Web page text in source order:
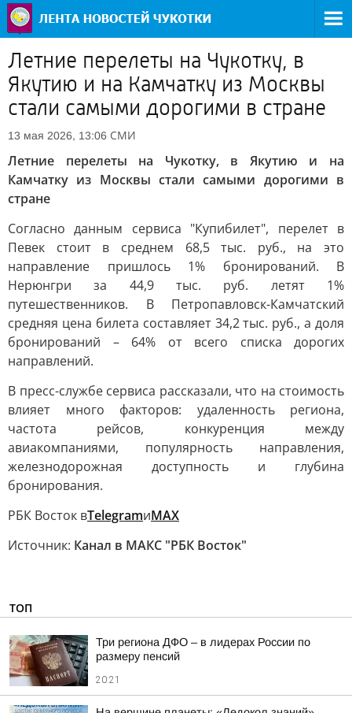
Летние перелеты на Чукотку, в
Якутию и на Камчатку из Москвы
стали самыми дорогими в стране
13 мая 2026, 13:06 СМИ
Летние перелеты на Чукотку, в Якутию и на
Камчатку из Москвы стали самыми дорогими в
стране
Согласно данным сервиса "Купибилет", перелет в
Певек стоит в среднем 68,5 тыс. руб., на это
направление пришлось 1% бронирований. В
Нерюнгри за 44,9 тыс. руб. летят 1%
путешественников. В Петропавловск-Камчатский
средняя цена билета составляет 34,2 тыс. руб., а доля
бронирований – 64% от всего списка дорогих
направлений.
В пресс-службе сервиса рассказали, что на стоимость
влияет много факторов: удаленность региона,
частота рейсов, конкуренция между
авиакомпаниями, популярность направления,
железнодорожная доступность и глубина
бронирования.
РБК Восток вTelegramиMAX
Источник: Канал в МАКС "РБК Восток"
ТОП
Три региона ДФО – в лидерах России по
размеру пенсий
20:21